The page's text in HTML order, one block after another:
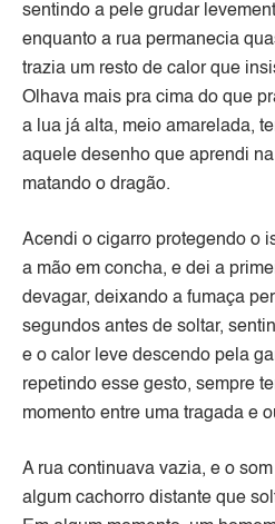
sentindo a pele grudar
enquanto a rua permanecia
trazia um resto de calor que
Olhava mais pra cima do que
a lua já alta, meio amarelada,
aquele desenho que aprendi
matando o dragão.
Acendi o cigarro protegendo o
a mão em concha, e dei a
devagar, deixando a fumaça
segundos antes de soltar,
e o calor leve descendo pela
repetindo esse gesto, sempre
momento entre uma tragada e
A rua continuava vazia, e o
algum cachorro distante que